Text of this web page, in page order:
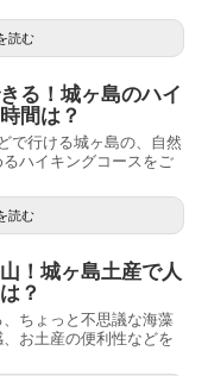
読む
る！城ヶ島のハイ
間は？
で行ける城ヶ島の、自然
ハイキングコースをご
読む
！城ヶ島土産で人
？
ちょっと不思議な海藻
お土産の便利性などを